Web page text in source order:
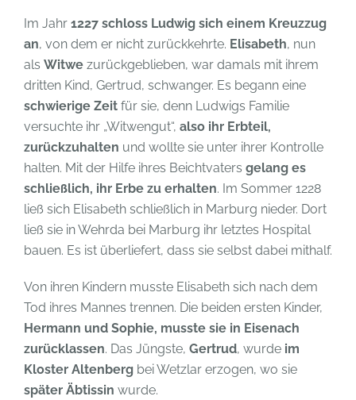
Im Jahr 1227 schloss Ludwig sich einem Kreuzzug
an, von dem er nicht zurückkehrte. Elisabeth, nun
als Witwe zurückgeblieben, war damals mit ihrem
dritten Kind, Gertrud, schwanger. Es begann eine
schwierige Zeit für sie, denn Ludwigs Familie
versuchte ihr „Witwengut“, also ihr Erbteil,
zurückzuhalten und wollte sie unter ihrer Kontrolle
halten. Mit der Hilfe ihres Beichtvaters gelang es
schließlich, ihr Erbe zu erhalten. Im Sommer 1228
ließ sich Elisabeth schließlich in Marburg nieder. Dort
ließ sie in Wehrda bei Marburg ihr letztes Hospital
bauen. Es ist überliefert, dass sie selbst dabei mithalf.
Von ihren Kindern musste Elisabeth sich nach dem
Tod ihres Mannes trennen. Die beiden ersten Kinder,
Hermann und Sophie, musste sie in Eisenach
zurücklassen. Das Jüngste, Gertrud, wurde im
Kloster Altenberg bei Wetzlar erzogen, wo sie
später Äbtissin wurde.